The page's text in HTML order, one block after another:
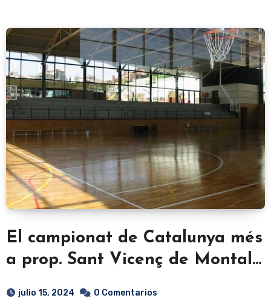
El campionat de Catalunya més
a prop. Sant Vicenç de Montalt,
julio 15, 2024 0 Comentarios